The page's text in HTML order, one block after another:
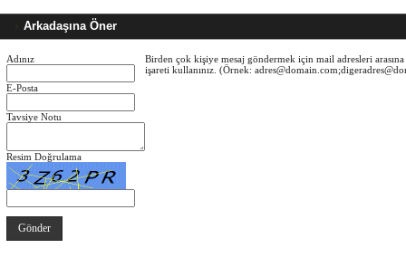
Arkadaşına Öner
Adınız
E-Posta
Tavsiye Notu
Resim Doğrulama
Birden çok kişiye mesaj göndermek için mail adresleri
işareti kullanınız. (Örnek: